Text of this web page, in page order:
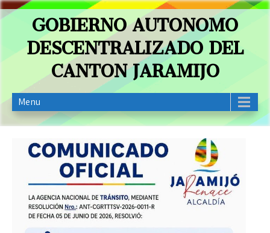
GOBIERNO AUTONOMO
DESCENTRALIZADO DEL
CANTON JARAMIJO
Menu